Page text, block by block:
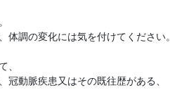
調の変化には気を付けてください。
動脈疾患又はその既往歴がある、